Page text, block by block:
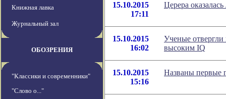
Книжная лавка
Журнальный зал
ОБОЗРЕНИЯ
"Классики и современники"
"Слово о..."
15.10.2015
17:11
Церера
15.10.2015
16:02
Ученые
высоким IQ
15.10.2015
15:16
Названы первые